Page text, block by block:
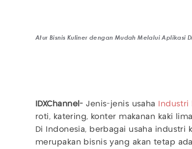
Atur Bisnis Kuliner dengan Mudah Melalui Aplikasi
IDXChannel-Jenis-jenis usaha Industri
roti, katering, konter makanan kaki
Di Indonesia, berbagai usaha industri
merupakan bisnis yang akan tetap